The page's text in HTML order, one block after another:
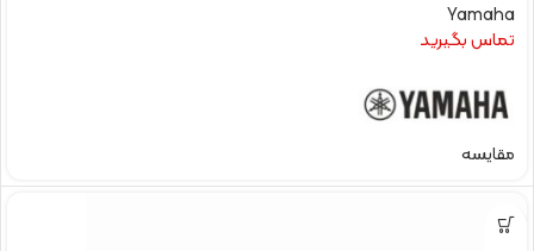
Yamaha
تماس بگیرید
مقایسه